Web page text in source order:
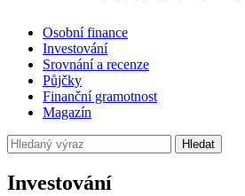
Osobní finance
Investování
Srovnání a recenze
Půjčky
Finanční gramotnost
Magazín
Hledat
Investování